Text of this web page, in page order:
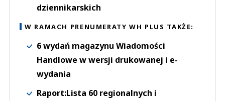
dziennikarskich
W RAMACH PRENUMERATY WH PLUS TAKŻE:
6 wydań magazynu Wiadomości
Handlowe w wersji drukowanej i e-
wydania
Raport:Lista 60 regionalnych i